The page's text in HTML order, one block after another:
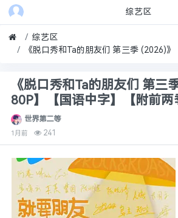
综艺区
综艺区
《脱口秀和Ta的朋友们 第三
80P】【国语中字】【附前两
世界第二等
1月前 241